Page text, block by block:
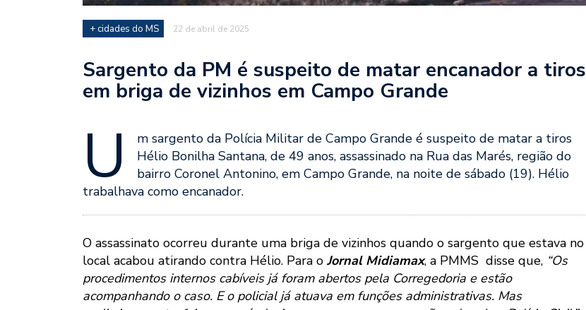
+ cidades do MS 22 de abril de 2025
Sargento da PM é suspeito de matar encanador a tiros
em briga de vizinhos em Campo Grande
U
m sargento da Polícia Militar de Campo Grande é suspeito de matar a tiros
Hélio Bonilha Santana, de 49 anos, assassinado na Rua das Marés, região do
bairro Coronel Antonino, em Campo Grande, na noite de sábado (19). Hélio
trabalhava como encanador.
O assassinato ocorreu durante uma briga de vizinhos quando o sargento que estava no
local acabou atirando contra Hélio. Para o Jornal Midiamax, a PMMS disse que, “Os
procedimentos internos cabíveis já foram abertos pela Corregedoria e estão
acompanhando o caso. E o policial já atuava em funções administrativas. Mas